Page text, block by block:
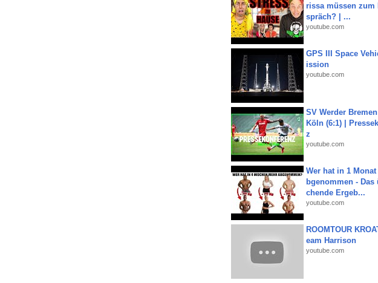
rissa müssen zum
spräch? | ...
youtube.com
GPS III Space
ission
youtube.com
SV Werder
Köln (6:1) |
z
youtube.com
Wer hat in 1
bgenommen - Das
chende Ergeb...
youtube.com
ROOMTOUR
eam Harrison
youtube.com